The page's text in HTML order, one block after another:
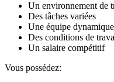
Un environnement de
Des tâches variées
Une équipe
Des conditions de
Un salaire compétitif
Vous possédez: